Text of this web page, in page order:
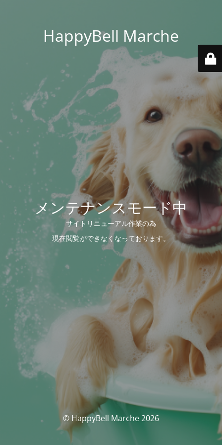
HappyBell Marche
メンテナンスモード中
サイトリニューアル作業の為
現在閲覧ができなくなっております。
© HappyBell Marche 2026